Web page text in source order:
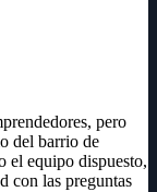
pero
del barrio de
el equipo dispuesto,
con las preguntas